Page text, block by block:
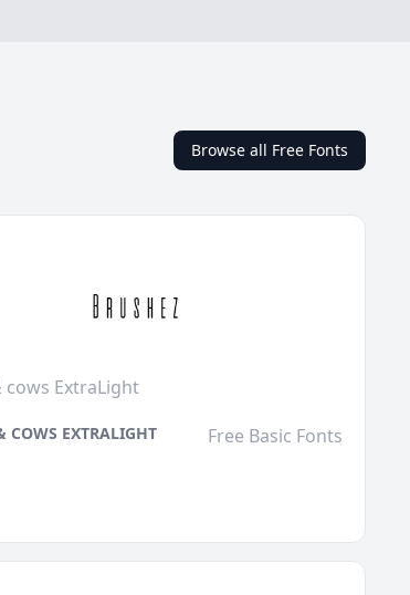
Browse all Free Fonts
cows ExtraLight
COWS EXTRALIGHT Free Basic Fonts